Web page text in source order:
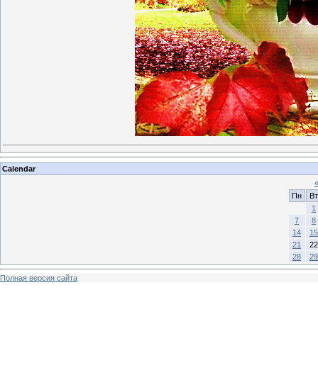
Calendar
«
Пн
Вт
1
7
8
14
15
21
22
28
29
Полная версия сайта